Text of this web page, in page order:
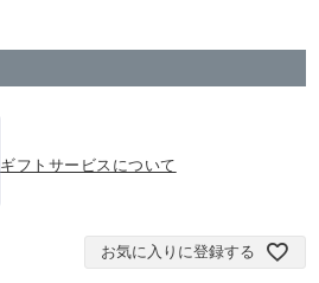
ギフトサービスについて
お気に入りに登録する